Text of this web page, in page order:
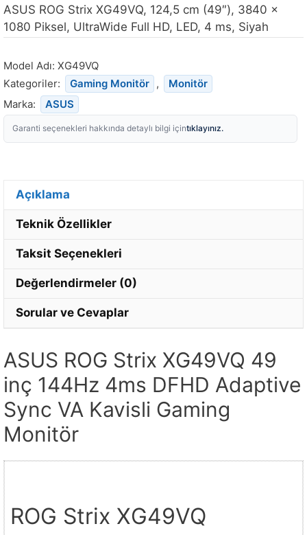
ASUS ROG Strix XG49VQ, 124,5 cm (49″), 3840 x
1080 Piksel, UltraWide Full HD, LED, 4 ms, Siyah
Model Adı: XG49VQ
Kategoriler:
Gaming Monitör ,
Monitör
Marka:
ASUS
Garanti seçenekleri hakkında detaylı bilgi içintıklayınız.
Açıklama
Teknik Özellikler
Taksit Seçenekleri
Değerlendirmeler (0)
Sorular ve Cevaplar
ASUS ROG Strix XG49VQ 49
inç 144Hz 4ms DFHD Adaptive
Sync VA Kavisli Gaming
Monitör
ROG Strix XG49VQ